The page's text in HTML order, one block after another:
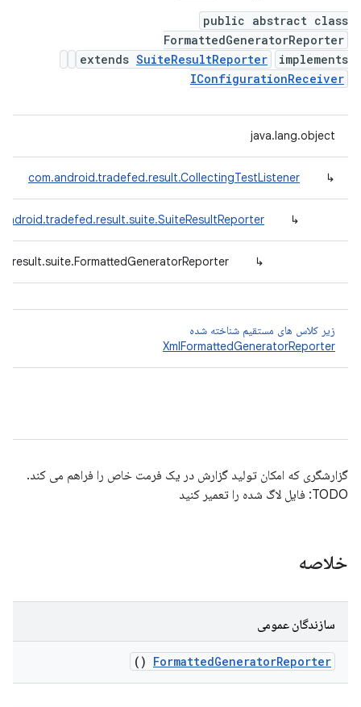
public abstract class
FormattedGeneratorReporter
extends SuiteResultReporter
implements
IConfigurationReceiver
java.lang.object
↳
com.android.tradefed.result.CollectingTestListener
↳
↳
زیر کلاس های مستقیم شناخته شده
XmlFormattedGeneratorReporter
گزارشگری که امکان تولید گزارش در یک فرمت خاص را فراهم می کند.
TODO: فایل لاگ شده را تعمیر کنید
خلاصه
سازندگان عمومی
FormattedGeneratorReporter
()